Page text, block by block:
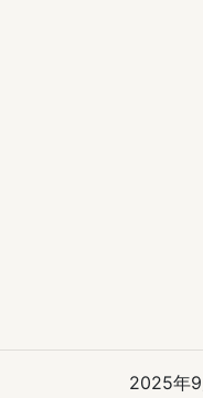
2025年9